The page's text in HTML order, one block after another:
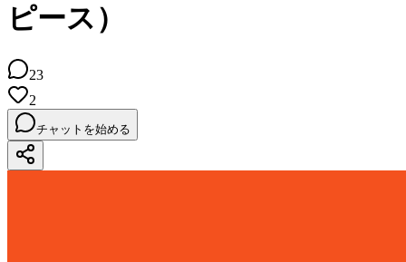
ピース）
23
2
チャットを始める